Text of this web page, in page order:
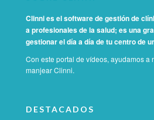
Clinni es el software de gestión de
a profesionales de la salud; es una
gestionar el día a día de tu centro de
Con este portal de vídeos, ayudamos a
manjear Clinni.
DESTACADOS